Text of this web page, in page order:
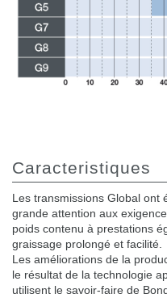
Caracteristiques
Les transmissions Global ont
grande attention aux
poids contenu à prestations
graissage prolongé et facilité.
Les améliorations de la
le résultat de la technologie
utilisent le savoir-faire de